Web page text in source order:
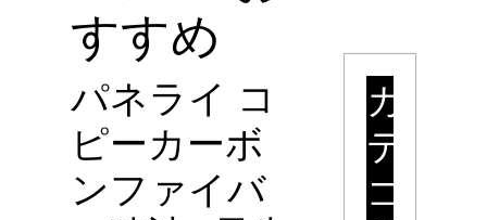
すすめ
パネライ コ
ピーカーボ
ンファイバ
カ
テ
ゴ